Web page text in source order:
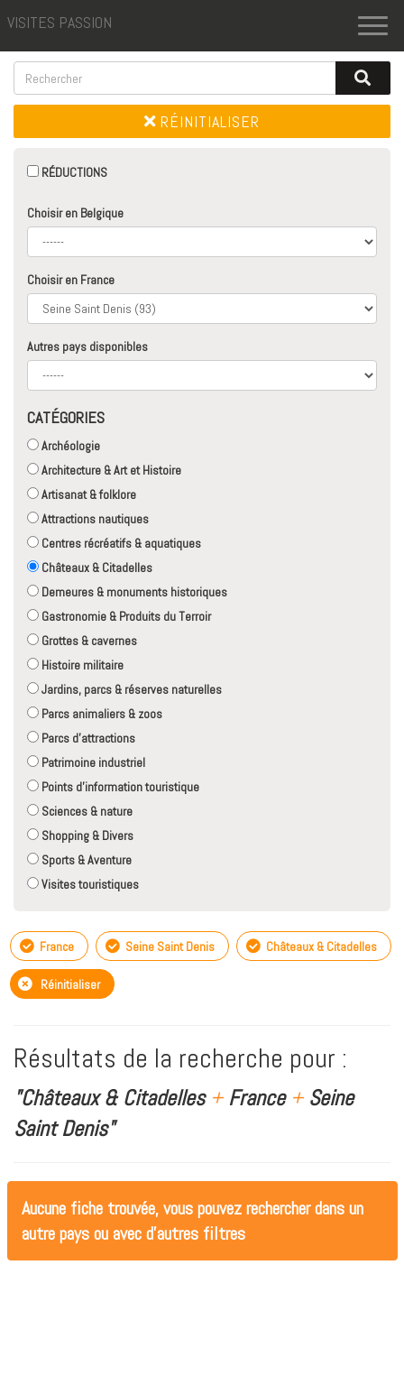
VISITES PASSION
RÉINITIALISER
RÉDUCTIONS
Choisir en Belgique
Choisir en France
Autres pays disponibles
CATÉGORIES
Archéologie
Architecture & Art et Histoire
Artisanat & folklore
Attractions nautiques
Centres récréatifs & aquatiques
Châteaux & Citadelles
Demeures & monuments historiques
Gastronomie & Produits du Terroir
Grottes & cavernes
Histoire militaire
Jardins, parcs & réserves naturelles
Parcs animaliers & zoos
Parcs d'attractions
Patrimoine industriel
Points d'information touristique
Sciences & nature
Shopping & Divers
Sports & Aventure
Visites touristiques
France Seine Saint Denis Châteaux & Citadelles
Réinitialiser
Résultats de la recherche pour :
"Châteaux & Citadelles +France +Seine
Saint Denis"
Aucune fiche trouvée, vous pouvez rechercher dans un
autre pays ou avec d'autres filtres